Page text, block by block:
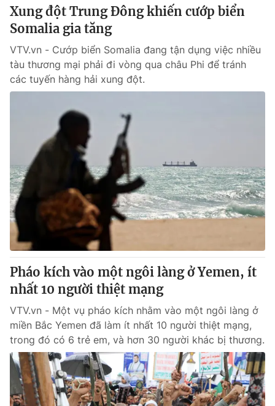
Xung đột Trung Đông khiến cướp biển
Somalia gia tăng
VTV.vn - Cướp biển Somalia đang tận dụng việc nhiều
tàu thương mại phải đi vòng qua châu Phi để tránh
các tuyến hàng hải xung đột.
Pháo kích vào một ngôi làng ở Yemen, ít
nhất 10 người thiệt mạng
VTV.vn - Một vụ pháo kích nhằm vào một ngôi làng ở
miền Bắc Yemen đã làm ít nhất 10 người thiệt mạng,
trong đó có 6 trẻ em, và hơn 30 người khác bị thương.